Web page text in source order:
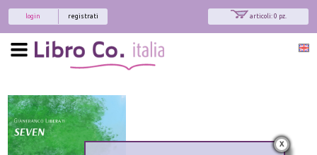
articoli: 0 pz.
registrati
login
x